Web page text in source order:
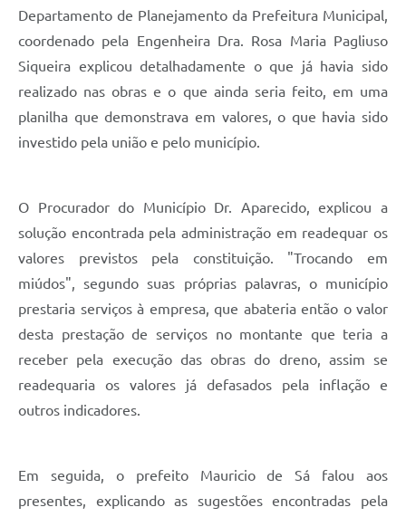
Departamento de Planejamento da Prefeitura Municipal,
coordenado pela Engenheira Dra. Rosa Maria Pagliuso
Siqueira explicou detalhadamente o que já havia sido
realizado nas obras e o que ainda seria feito, em uma
planilha que demonstrava em valores, o que havia sido
investido pela união e pelo município.
O Procurador do Município Dr. Aparecido, explicou a
solução encontrada pela administração em readequar os
valores previstos pela constituição. "Trocando em
miúdos", segundo suas próprias palavras, o município
prestaria serviços à empresa, que abateria então o valor
desta prestação de serviços no montante que teria a
receber pela execução das obras do dreno, assim se
readequaria os valores já defasados pela inflação e
outros indicadores.
Em seguida, o prefeito Mauricio de Sá falou aos
presentes, explicando as sugestões encontradas pela